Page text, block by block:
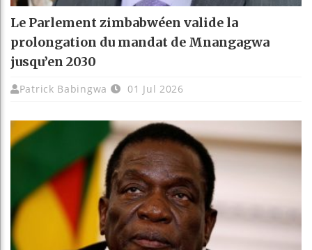
Le Parlement zimbabwéen valide la
prolongation du mandat de Mnangagwa
jusqu’en 2030
Patrick Babingwa 01 Jul 2026